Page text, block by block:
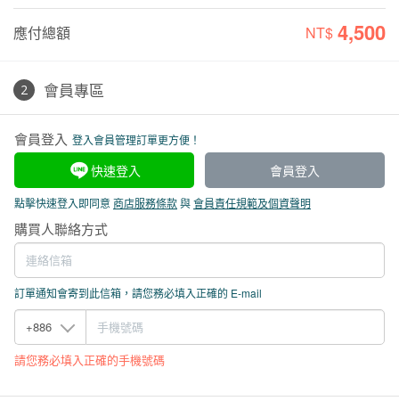
應付總額 NT$ 4,500
會員專區
會員登入 登入會員管理訂單更方便！
快速登入 會員登入
點擊快速登入即同意商店服務條款與會員責任規範及個資聲明
購買人聯絡方式
訂單通知會寄到此信箱，請您務必填入正確的 E-mail
請您務必填入正確的手機號碼